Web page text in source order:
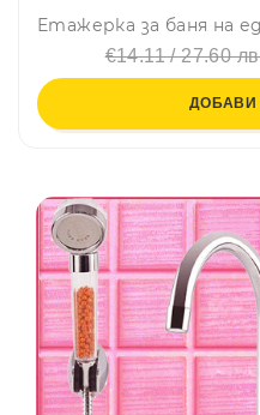
€14.11 / 27.60
ДОБАВИ